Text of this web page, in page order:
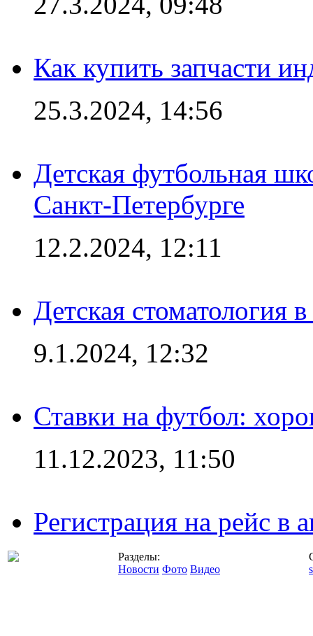
Как купить запчасти
25.3.2024, 14:56
Детская футбольная
Санкт-Петербурге
12.2.2024, 12:11
Детская стоматология
9.1.2024, 12:32
Ставки на футбол:
11.12.2023, 11:50
Регистрация на рейс в
Разделы:
Новости Фото Видео